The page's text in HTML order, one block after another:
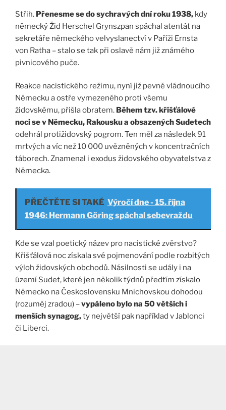
Střih. Přenesme se do sychravých dní roku 1938, kdy
německý Žid Herschel Grynszpan spáchal atentát na
sekretáře německého velvyslanectví v Paříži Ernsta
von Ratha – stalo se tak při oslavě nám již známého
pivnicového puče.
Reakce nacistického režimu, nyní již pevně vládnoucího
Německu a ostře vymezeného proti všemu
židovskému, přišla obratem. Během tzv. křišťálové
noci se v Německu, Rakousku a obsazených Sudetech
odehrál protižidovský pogrom. Ten měl za následek 91
mrtvých a víc než 10 000 uvězněných v koncentračních
táborech. Znamenal i exodus židovského obyvatelstva z
Německa.
PŘEČTĚTE SI TAKÉ Výročí dne - 15. října
1946: Hermann Göring spáchal sebevraždu
Kde se vzal poetický název pro nacistické zvěrstvo?
Křišťálová noc získala své pojmenování podle rozbitých
výloh židovských obchodů. Násilnosti se udály i na
území Sudet, které jen několik týdnů předtím získalo
Německo na Československu Mnichovskou dohodou
(rozuměj zradou) –vypáleno bylo na 50 větších i
menších synagog,ty největší pak například v Jablonci
či Liberci.